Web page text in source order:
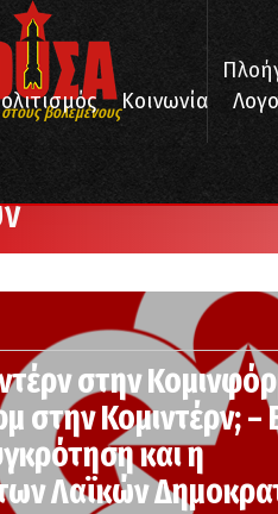
βολεμένους Κοινωνία
στην
στην Κομιντέρν; –
και η
Λαϊκών